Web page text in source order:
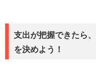
支出が把握できたら
を決めよう！